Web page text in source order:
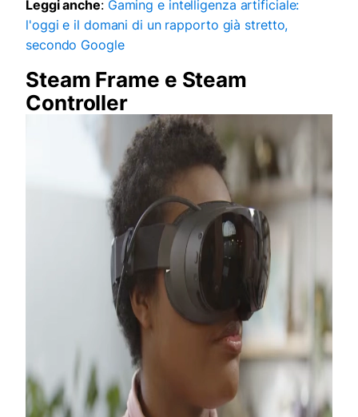
Leggi anche: Gaming e intelligenza artificiale:
l'oggi e il domani di un rapporto già stretto,
secondo Google
Steam Frame e Steam
Controller